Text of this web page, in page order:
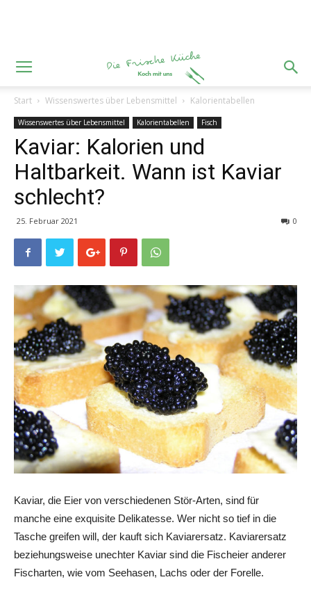
Start Wissenswertes über Lebensmittel Kalorientabellen
Wissenswertes über Lebensmittel Kalorientabellen Fisch
Kaviar: Kalorien und
Haltbarkeit. Wann ist Kaviar
schlecht?
25. Februar 2021 0
Kaviar, die Eier von verschiedenen Stör-Arten, sind für
manche eine exquisite Delikatesse. Wer nicht so tief in die
Tasche greifen will, der kauft sich Kaviarersatz. Kaviarersatz
beziehungsweise unechter Kaviar sind die Fischeier anderer
Fischarten, wie vom Seehasen, Lachs oder der Forelle.